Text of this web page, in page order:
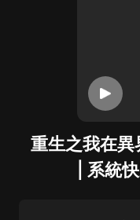
重生之我在
| 系統